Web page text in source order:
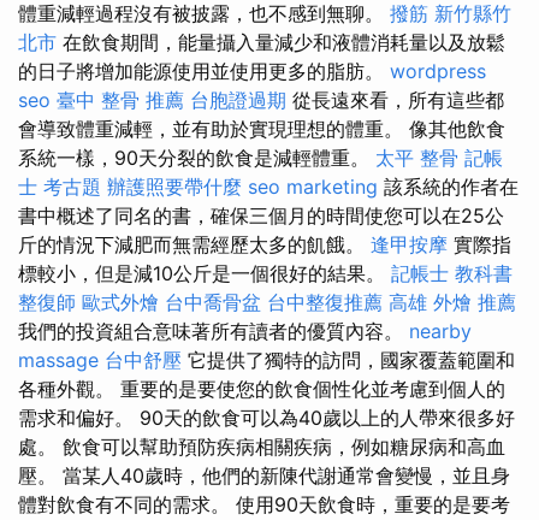
體重減輕過程沒有被披露，也不感到無聊。 撥筋 新竹縣竹
北市 在飲食期間，能量攝入量減少和液體消耗量以及放鬆
的日子將增加能源使用並使用更多的脂肪。 wordpress
seo 臺中 整骨 推薦 台胞證過期 從長遠來看，所有這些都
會導致體重減輕，並有助於實現理想的體重。 像其他飲食
系統一樣，90天分裂的飲食是減輕體重。 太平 整骨 記帳
士 考古題 辦護照要帶什麼 seo marketing 該系統的作者在
書中概述了同名的書，確保三個月的時間使您可以在25公
斤的情況下減肥而無需經歷太多的飢餓。 逢甲按摩 實際指
標較小，但是減10公斤是一個很好的結果。 記帳士 教科書
整復師 歐式外燴 台中喬骨盆 台中整復推薦 高雄 外燴 推薦
我們的投資組合意味著所有讀者的優質內容。 nearby
massage 台中舒壓 它提供了獨特的訪問，國家覆蓋範圍和
各種外觀。 重要的是要使您的飲食個性化並考慮到個人的
需求和偏好。 90天的飲食可以為40歲以上的人帶來很多好
處。 飲食可以幫助預防疾病相關疾病，例如糖尿病和高血
壓。 當某人40歲時，他們的新陳代謝通常會變慢，並且身
體對飲食有不同的需求。 使用90天飲食時，重要的是要考